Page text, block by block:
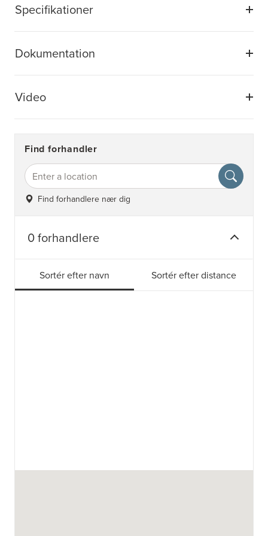
Specifikationer
Dokumentation
Video
Find forhandler
Find forhandlere nær dig
0 forhandlere
Sortér efter navn Sortér efter distance